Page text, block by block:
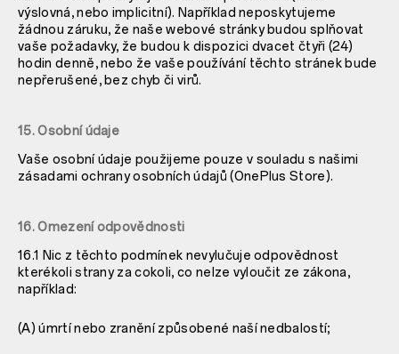
výslovná, nebo implicitní). Například neposkytujeme
žádnou záruku, že naše webové stránky budou splňovat
vaše požadavky, že budou k dispozici dvacet čtyři (24)
hodin denně, nebo že vaše používání těchto stránek bude
nepřerušené, bez chyb či virů.
15. Osobní údaje
Vaše osobní údaje použijeme pouze v souladu s našimi
zásadami ochrany osobních údajů (OnePlus Store).
16. Omezení odpovědnosti
16.1 Nic z těchto podmínek nevylučuje odpovědnost
kterékoli strany za cokoli, co nelze vyloučit ze zákona,
například:
(A) úmrtí nebo zranění způsobené naší nedbalostí;